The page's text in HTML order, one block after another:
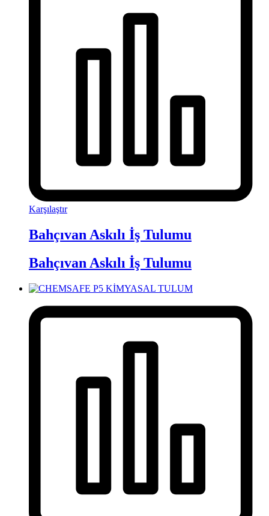
Karşılaştır
Bahçıvan Askılı İş Tulumu
Bahçıvan Askılı İş Tulumu